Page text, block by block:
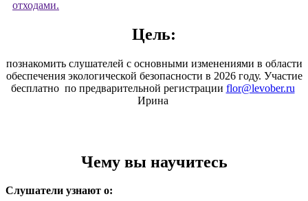
отходами.
Цель:
познакомить слушателей с основными изменениями в области
обеспечения экологической безопасности в 2026 году. Участие
бесплатно по предварительной регистрации flor@levober.ru
Ирина
Чему вы научитесь
Слушатели узнают о: